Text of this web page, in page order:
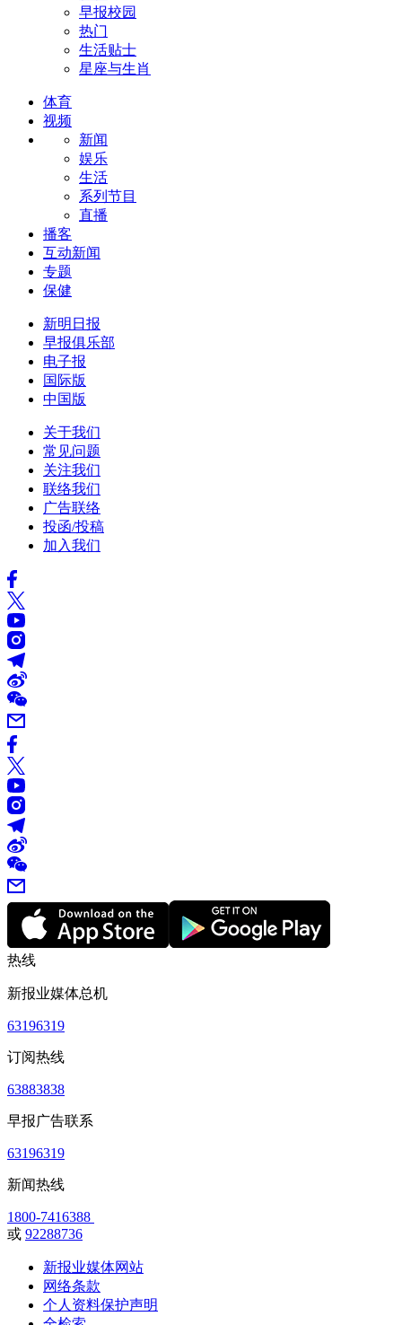
早报校园
热门
生活贴士
星座与生肖
体育
视频
新闻
娱乐
生活
系列节目
直播
播客
互动新闻
专题
保健
新明日报
早报俱乐部
电子报
国际版
中国版
关于我们
常见问题
关注我们
联络我们
广告联络
投函/投稿
加入我们
热线
新报业媒体总机
63196319
订阅热线
63883838
早报广告联系
63196319
新闻热线
1800-7416388
或 92288736
新报业媒体网站
网络条款
个人资料保护声明